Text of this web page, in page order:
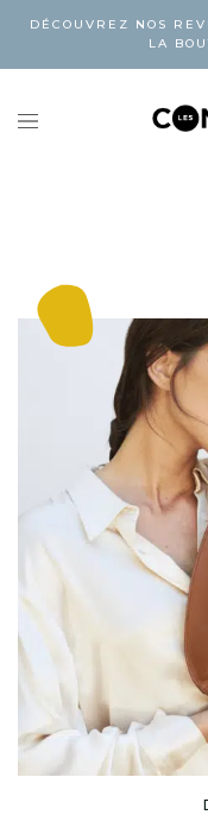
DÉCOUVREZ NOS
LA